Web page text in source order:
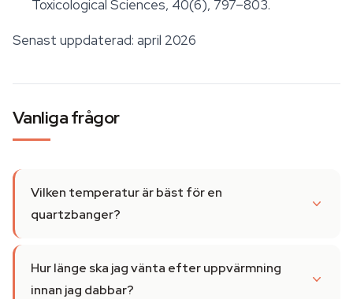
Toxicological Sciences, 40(6), 797–803.
Senast uppdaterad: april 2026
Vanliga frågor
Vilken temperatur är bäst för en
quartzbanger?
Hur länge ska jag vänta efter uppvärmning
innan jag dabbar?